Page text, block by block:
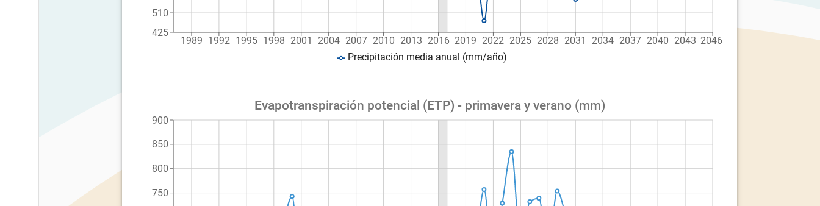
1989 1992 1995 1998 2001 2004 2007 2010 2013 2016 2019 2022 2025 2028 2031 2034 2037 2040 2043 2046
425
510
Precipitación media anual (mm/año)
Evapotranspiración potencial (ETP) - primavera y verano (mm)
750
800
850
900